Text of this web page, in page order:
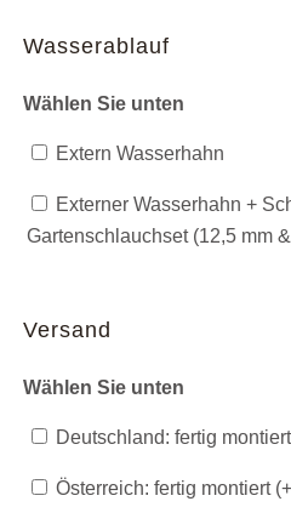
Wasserablauf
Wählen Sie unten
Extern Wasserhahn
Externer Wasserhahn +
Gartenschlauchset (12,5 mm
Versand
Wählen Sie unten
Deutschland: fertig montiert
Österreich: fertig montiert (+